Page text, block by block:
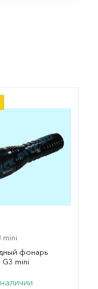
теплый свет
фонарь
mini
фонарь
mini